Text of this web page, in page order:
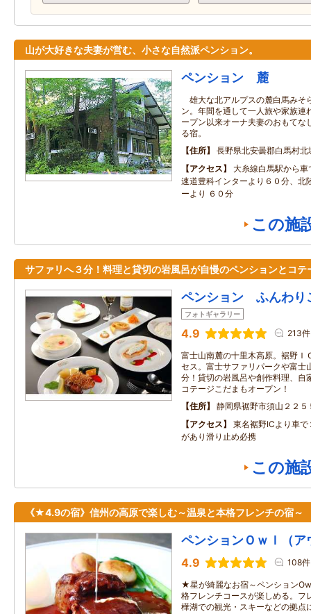
山が大好きな夫妻が営む、小さな自然派ペンション。
ペンション 麓
雄大な北アルプスの麓白馬みそ
ン。年間を通して一人旅や家族連
ープン以来オーナ夫妻のおもてな
る宿。
住所
長野県北安曇郡白馬村
アクセス
大糸線白馬駅から
速道豊科インターより６０分、北
ーより ６０分
この施
サファリへ３分！料理と貸切の岩風呂が自慢のペンションとコテ
ペンション ふんわり
フォトギャラリー
4.9 213件
富士山南麓の十里木高原。裾野Ｉ
セス。富士サファリパークや富士
分！貸切の岩風呂や創作料理、自
コテージこだまもオープン！
住所
静岡県裾野市須山２２５
アクセス
東名裾野ICより車
があり滑り止め必携
この施
《★4.9の宿》信州の高原で楽しむ～温泉と本格フレンチの宿～
ペンションＯｗｌ（ア
4.9 108件
★星が綺麗なお宿～ペンション
格フレンチコースが楽しめる。フ
樺湖での観光・スキーなどの拠点